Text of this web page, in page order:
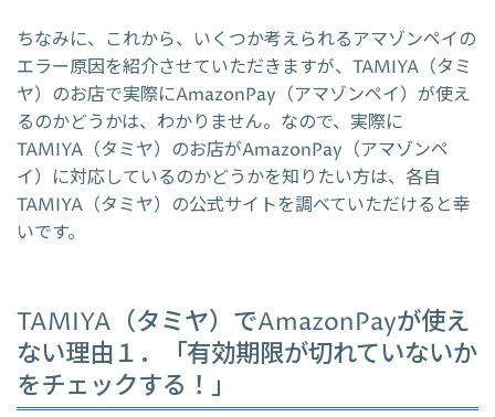
ちなみに、これから、いくつか考えられるアマゾンペイの
エラー原因を紹介させていただきますが、TAMIYA（タミ
ヤ）のお店で実際にAmazonPay（アマゾンペイ）が使え
るのかどうかは、わかりません。なので、実際に
TAMIYA（タミヤ）のお店がAmazonPay（アマゾンペ
イ）に対応しているのかどうかを知りたい方は、各自
TAMIYA（タミヤ）の公式サイトを調べていただけると幸
いです。
TAMIYA（タミヤ）でAmazonPayが使え
ない理由１．「有効期限が切れていないか
をチェックする！」